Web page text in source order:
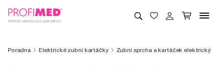
Poradna Elektrické zubní kartáčky Zubni sprcha a kartáček elektrický